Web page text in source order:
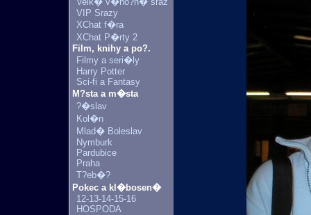
VIP Srazy
XChat f�ra
XChat P�rty 2
Film, knihy a po?.
Filmy a seri�ly
Harry Potter
Sci-fi a Fantasy
M?sta a m�sta
?�slav
Kol�n
Mlad� Boleslav
Nymburk
Pardubice
Praha
T?eb�?
Pokec a kl�bosen�
12-13-14-15-16
HOSPODA